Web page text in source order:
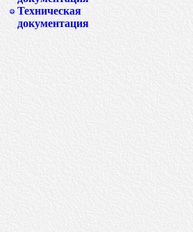
Техническая
документация